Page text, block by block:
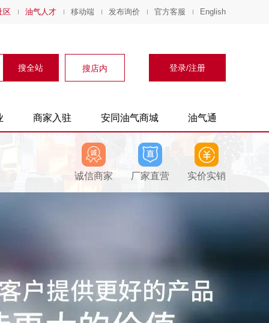
区 油气人才 移动端 发布询价 官方客服 English
搜全站 搜店内 登录/注册
商家入驻 安同油气商城 油气通
诚信商家 厂家直营 实价实销